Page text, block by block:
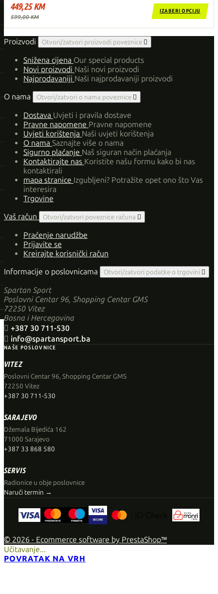
449,25 KM
599,00 KM
IZABERI OPCIJU
Proizvodi Otvori/zatvori proizvodi poveznice 
Snižena cijena Our special products
Novi proizvodi Naši novi proizvodi
Najprodavaniji Naši najprodavaniji proizvodi
O nama
Otvori/zatvori o nama poveznice 
Dostava Uvjeti i pravila dostave
Pravne napomene Pravne napomene
Uvjeti korištenja Naši uvjeti korištenja
O nama Saznajte više o nama
Sigurno plaćanje Naš siguran način plaćanja
Kontaktirajte nas Koristite našu formu kako bi nas
kontaktirali
mapa stranice Izgubljeni? Potražite opet ono što Vas
interesira
Trgovine
Vaš račun
Otvori/zatvori poveznice računa 
Praćenje narudžbe
Prijavite se
Kreirajte korisnički račun
Informacije o poslovnicama
Otvori/zatvori podatke o trgovini 
Spartan Sport
Poslovni Centar 96, Shopping Centar GMS
72250 Vitez
Bosna i Hercegovina
 +387 30 711-530
 info@spartansport.ba
NAŠE POSLOVNICE
VITEZ
Poslovni Centar 96, Shopping Centar GMS
72250 Vitez
+387 30 711-530
SARAJEVO
Džemala Bijedića 162
71000 Sarajevo
+387 33 868 580
SERVIS
Radionice u obje poslovnice
Naruči termin →
© 2026 - Ecommerce software by PrestaShop™
Učitavanje...
POVRATAK NA VRH